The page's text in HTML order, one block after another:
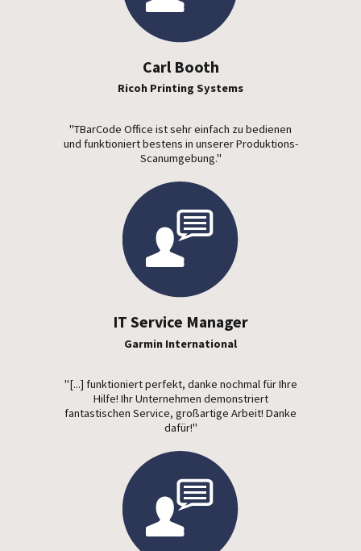
Carl Booth
Ricoh Printing Systems
"TBarCode Office ist sehr einfach zu bedienen
und funktioniert bestens in unserer Produktions-
Scanumgebung."
IT Service Manager
Garmin International
"[...] funktioniert perfekt, danke nochmal für Ihre
Hilfe! Ihr Unternehmen demonstriert
fantastischen Service, großartige Arbeit! Danke
dafür!"